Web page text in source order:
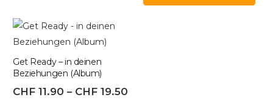
Varianten
Get Ready – in deinen
Beziehungen (Album)
CHF 11.90 – CHF 19.50